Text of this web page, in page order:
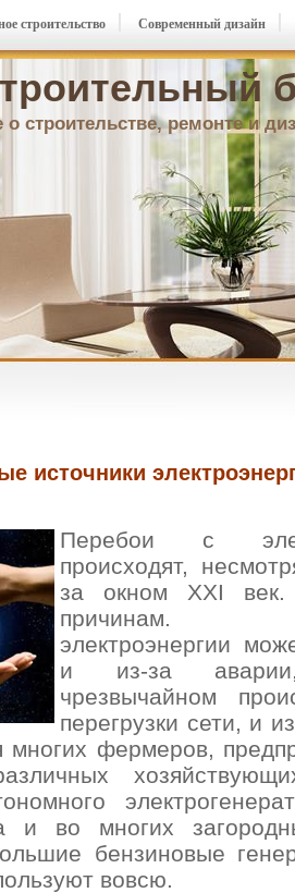
о строительстве, ремонте и
строительство Современный дизайн
источники
Перебои с
происходят,
за окном XXI
причинам.
электроэнергии
и из-за
чрезвычайном
перегрузки сети, и
многих фермеров,
и во многих
бензиновые
вовсю.